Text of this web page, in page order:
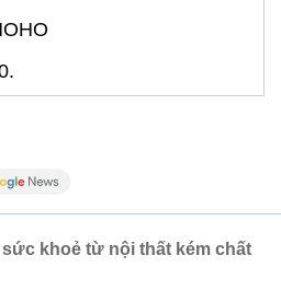
khoẻ từ nội thất kém chất